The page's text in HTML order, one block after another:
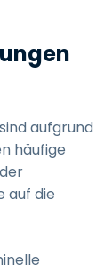
aufgrund
häufige
auf die